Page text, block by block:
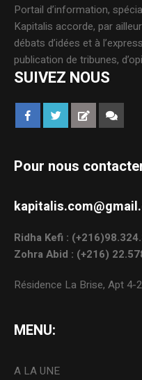
Portail d’information,
Kapitalis accorde, par
débats d’idées et à
publication de tribunes,
SUIVEZ NOUS
Pour nous
Ridha Kefi :
Zohra Abid : (+216)
Résidence La Brise, Apt 4-
MENU:
A LA UNE